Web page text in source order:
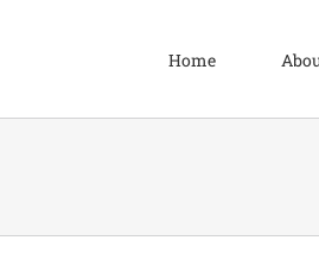
Home